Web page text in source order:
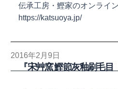
伝承工房・鰹家のオンライ
https://katsuoya.jp/
2016年2月9日
『宋艸窯 鰹節灰釉刷毛目